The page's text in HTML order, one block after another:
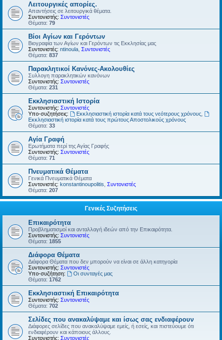
Λειτουργικές απορίες.
Απαντήσεις σε λειτουργικά θέματα.
Συντονιστής: Συντονιστές
Θέματα: 79
Βίοι Αγίων και Γερόντων
Βιογραφία των Αγίων και Γερόντων τις Εκκλησίας μας
Συντονιστές: ntinoula Συντονιστές
Θέματα: 837
Παρακλητικοί Κανόνες-Ακολουθίες
Συλλογη παρακλητικών κανόνων
Συντονιστής: Συντονιστές
Θέματα: 231
Εκκλησιαστική Ιστορία
Συντονιστής: Συντονιστές
Υπο-συζητήσεις:
Εκκλησιαστική ιστορία κατά τους νεότερους χρόνους,
Εκκλησιαστική ιστορία κατά τους πρώτους Αποστολικούς χρόνους
Θέματα: 33
Αγία Γραφή
Ερωτήματα περί της Αγίας Γραφής
Συντονιστής: Συντονιστές
Θέματα: 71
Πνευματικά Θέματα
Γενικά Πνευματικά Θέματα
Συντονιστές: konstantinoupolitis Συντονιστές
Θέματα: 207
Γενικές Συζητήσεις
Επικαιρότητα
Προβληματισμοί και ανταλλαγή ιδεών από την Επικαιρότητα.
Συντονιστής: Συντονιστές
Θέματα: 1855
Διάφορα Θέματα
Διάφορα Θέματα που δεν μπορούν να είναι σε άλλη κατηγορία
Συντονιστής: Συντονιστές
Υπο-συζήτηση:
Οι συνταγές μας
Θέματα: 1762
Εκκλησιαστική Επικαιρότητα
Συντονιστής: Συντονιστές
Θέματα: 702
Σελίδες που ανακαλύψαμε και ίσως σας ενδιαφέρουν
Διάφορες σελίδες που ανακαλύψαμε εμείς, ή εσείς, και πιστεύουμε ότι
ενδιαφέρουν και κάποιους άλλους.
Συντονιστής: Συντονιστές